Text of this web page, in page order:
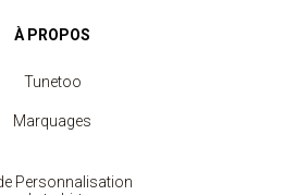
À PROPOS
Tunetoo
Marquages
Personnalisation